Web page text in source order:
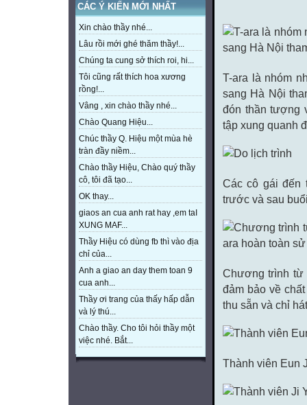
CÁC Ý KIẾN MỚI NHẤT
Xin chào thầy nhé...
Lâu rồi mới ghé thăm thầy!...
Chúng ta cung sở thích roi, hi...
Tôi cũng rất thích hoa xương
rồng!...
Vâng , xin chào thầy nhé...
Chào Quang Hiệu...
Chúc thầy Q. Hiệu một mùa hè
tràn đầy niềm...
Chào thầy Hiệu, Chào quý thầy
cô, tôi đã tạo...
OK thay...
giaos an cua anh rat hay ,em taI
XUNG MAF...
Thầy Hiệu có dùng fb thì vào địa
chỉ của...
Anh a giao an day them toan 9
cua anh...
Thầy ơi trang của thấy hấp dẫn
và lý thú...
Chào thầy. Cho tôi hỏi thầy một
việc nhé. Bắt...
T-ara là nhóm
sang Hà Nội
đón thần tượng
tập xung quanh
Các cô gái đến
trước và sau
Chương trình từ
đảm bảo về
thu sẵn và chỉ
Thành viên Eun